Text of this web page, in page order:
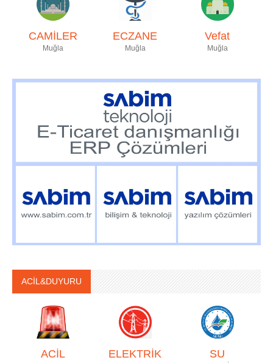
CAMİLER
Muğla
ECZANE
Muğla
Vefat
Muğla
ACİL&DUYURU
ACİL ELEKTRİK SU